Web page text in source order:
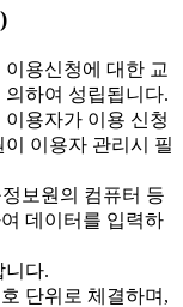
용신청에 대한 교
하여 성립됩니다.
용자가 이용 신청
이용자 관리시 필
보원의 컴퓨터 등
데이터를 입력하
니다.
단위로 체결하며,